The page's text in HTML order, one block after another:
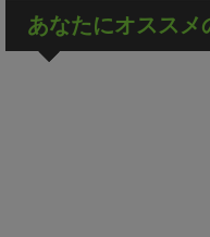
あなたにオススメ